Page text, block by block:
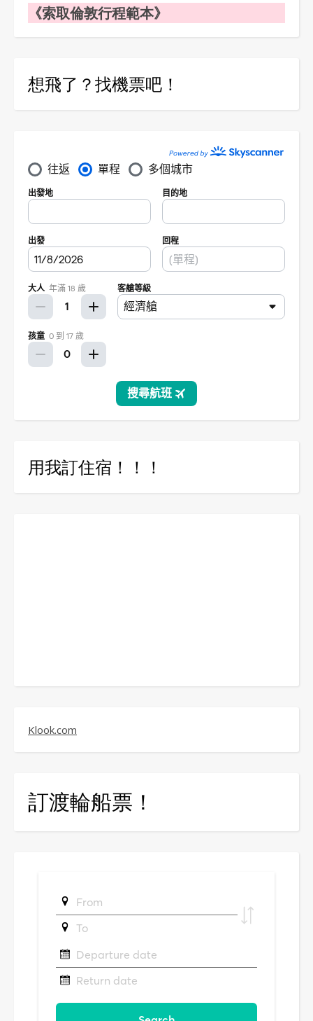
《索取倫敦行程範本》
想飛了？找機票吧！
用我訂住宿！！！
Klook.com
訂渡輪船票！